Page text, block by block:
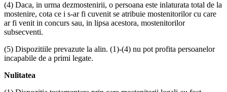
(4) Daca, in urma dezmostenirii, o persoana este inlaturata total de la
mostenire, cota ce i s-ar fi cuvenit se atribuie mostenitorilor cu care
ar fi venit in concurs sau, in lipsa acestora, mostenitorilor
subsecventi.
(5) Dispozitiile prevazute la alin. (1)-(4) nu pot profita persoanelor
incapabile de a primi legate.
Nulitatea